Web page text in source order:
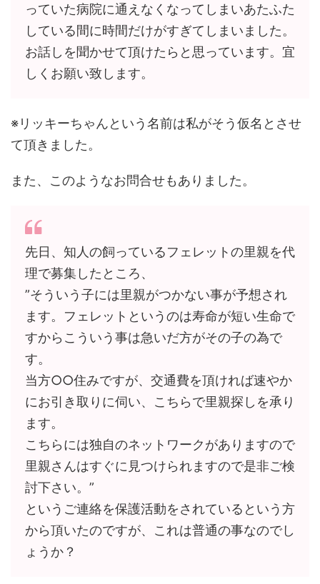
っていた病院に通えなくなってしまいあたふた
している間に時間だけがすぎてしまいました。
お話しを聞かせて頂けたらと思っています。宜
しくお願い致します。
※リッキーちゃんという名前は私がそう仮名とさせ
て頂きました。
また、このようなお問合せもありました。
先日、知人の飼っているフェレットの里親を代
理で募集したところ、
”そういう子には里親がつかない事が予想され
ます。フェレットというのは寿命が短い生命で
すからこういう事は急いだ方がその子の為で
す。
当方○○住みですが、交通費を頂ければ速やか
にお引き取りに伺い、こちらで里親探しを承り
ます。
こちらには独自のネットワークがありますので
里親さんはすぐに見つけられますので是非ご検
討下さい。”
というご連絡を保護活動をされているという方
から頂いたのですが、これは普通の事なのでし
ょうか？